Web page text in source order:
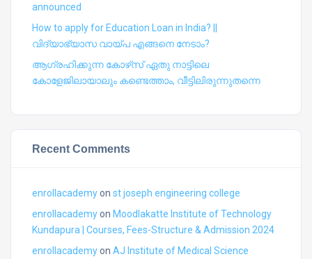
announced
How to apply for Education Loan in India? ||
വിദ്യാഭ്യാസ വായ്പ എങ്ങനെ നേടാം?
ആഗ്രഹിക്കുന്ന കോഴ്‍സ് ഏതു നാട്ടിലെ
കോളേജിലായാലും കണ്ടെത്താം, വീട്ടിലിരുന്നുതന്നെ
Recent Comments
enrollacademyon st joseph engineering college
enrollacademyon Moodlakatte Institute of Technology
Kundapura | Courses, Fees-Structure & Admission 2024
enrollacademyon AJ Institute of Medical Science